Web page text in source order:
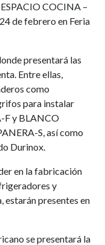
COCINA –
de febrero en Feria
presentará las
Entre ellas,
como
para instalar
F y BLANCO
S, así como
Durinox.
en la fabricación
y
estarán presentes en
se presentará la